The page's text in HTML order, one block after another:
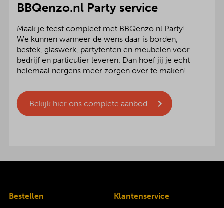
BBQenzo.nl Party service
Maak je feest compleet met BBQenzo.nl Party!
We kunnen wanneer de wens daar is borden,
bestek, glaswerk, partytenten en meubelen voor
bedrijf en particulier leveren. Dan hoef jij je echt
helemaal nergens meer zorgen over te maken!
Bekijk hier ons complete aanbod
Bestellen
Klantenservice